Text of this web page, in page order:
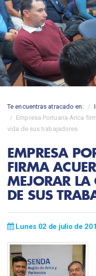
Te encuentras atracado en:
Empresa Portuaria Arica
vida de sus trabajadores
EMPRESA
FIRMA
MEJORAR
DE SUS
Lunes 02 de julio de